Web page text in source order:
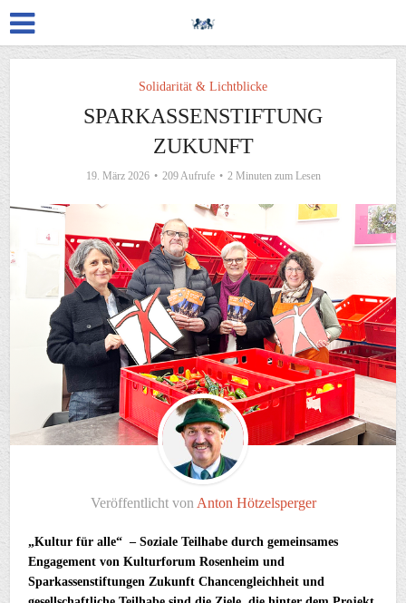
Solidarität & Lichtblicke
SPARKASSENSTIFTUNG
ZUKUNFT
19. März 2026 209 Aufrufe 2 Minuten zum Lesen
Veröffentlicht von Anton Hötzelsperger
„Kultur für alle“ – Soziale Teilhabe durch gemeinsames
Engagement von Kulturforum Rosenheim und
Sparkassenstiftungen ZukunftChancengleichheit und